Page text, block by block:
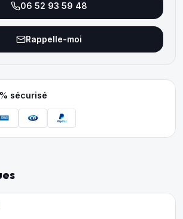
06 52 93 59 48
Rappelle-moi
sécurisé